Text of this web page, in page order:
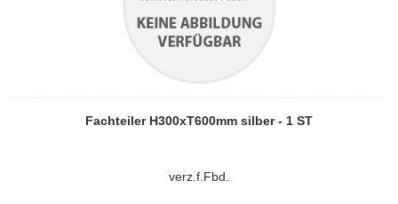
Fachteiler H300xT600mm silber - 1 ST
verz.f.Fbd.